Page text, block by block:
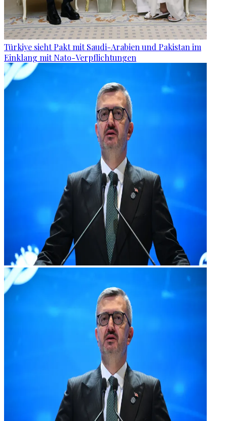
Türkiye sieht Pakt mit Saudi-Arabien und Pakistan im
Einklang mit Nato-Verpflichtungen